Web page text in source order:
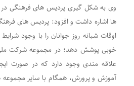
وی به شکل گیری پردیس های فرهنگی در
ها اشاره داشت و افزود: پردیس های
اوقات شبانه روز جوانان را با وجود
خوبی پوشش دهد؛ در مجموعه شرکت
علاقه مندی وجود دارد که در صورت
آموزش و پرورش، همگام با سایر مجموعه